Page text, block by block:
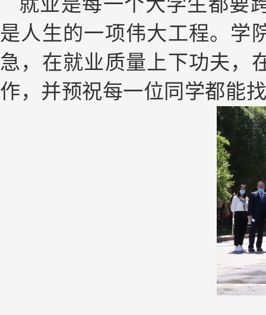
就业是每一个大学生都要
是人生的一项伟大工程。学
急，在就业质量上下功夫，
作，并预祝每一位同学都能